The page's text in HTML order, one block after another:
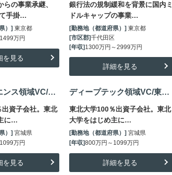
らの事業承継、
手掛…
）] 東京都
万円
を見る
銀行法の規制緩和を背景に国内ミ
ドルキャップの事業…
[勤務地（都道府県）] 東京都
[市区郡]千代田区
[年収] 1300万円～2999万円
詳細を見る
ライフサイエンス領域VC/東北大学子会社/地域産業振興・世界へテクノロジーを発信/～1100万
資子会社。東北
に…
）] 宮城県
万円
を見る
ディープテック領域VC/東北大学子会社/地域産業振興・世界へテクノロジーを発信/～1100万
東北大学100％出資子会社。東北
大学をはじめ主に…
[勤務地（都道府県）] 宮城県
[年収]800万円～1099万円
詳細を見る